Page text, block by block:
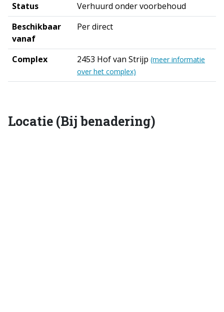
Status
Verhuurd onder voorbehoud
Beschikbaar
vanaf
Per direct
Complex 2453 Hof van Strijp (meer informatie
over het complex)
Locatie (Bij benadering)